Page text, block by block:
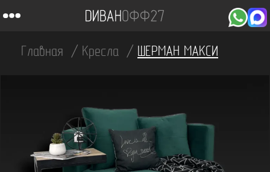
Главная Кресла ШЕРМАН МАКСИ